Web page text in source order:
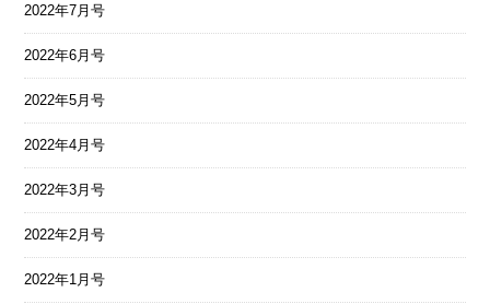
2022年7月号
2022年6月号
2022年5月号
2022年4月号
2022年3月号
2022年2月号
2022年1月号